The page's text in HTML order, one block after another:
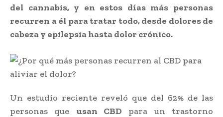
del cannabis, y en estos días más personas
recurren a él para tratar todo, desde dolores de
cabeza y epilepsia hasta dolor crónico.
Un estudio reciente reveló que del 62% de las
personas que usan CBD para un trastorno